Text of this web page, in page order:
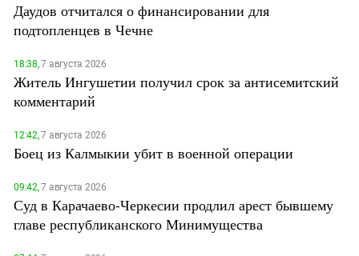
Даудов отчитался о финансировании для
подтопленцев в Чечне
18:38,7 августа 2026
Житель Ингушетии получил срок за антисемитский
комментарий
12:42,7 августа 2026
Боец из Калмыкии убит в военной операции
09:42,7 августа 2026
Суд в Карачаево-Черкесии продлил арест бывшему
главе республиканского Минимущества